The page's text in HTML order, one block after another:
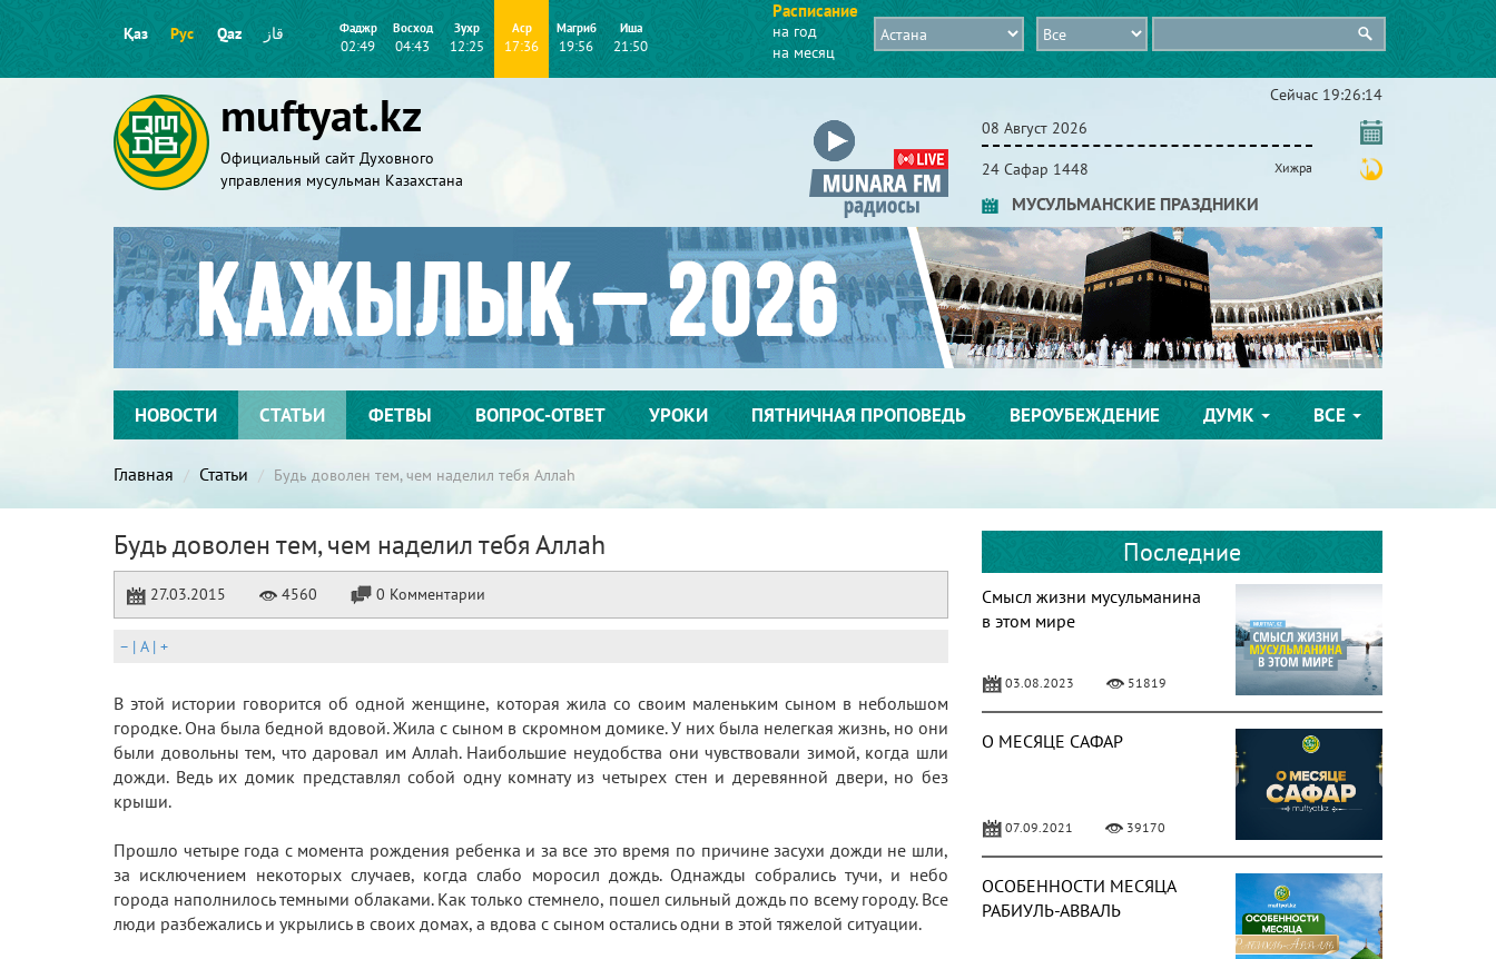
Қаз Рус Qaz قاز Фаджр
02:49
Восход
04:43
Зухр
12:25
Аср
17:36
Магриб
19:56
Иша
21:50
Расписание
на год
на месяц
muftyat.kz
Официальный сайт Духовного
управления мусульман Казахстана
Сейчас 19:26:15
08 Август 2026
24 Сафар 1448 Хижра
МУСУЛЬМАНСКИЕ ПРАЗДНИКИ
НОВОСТИ СТАТЬИ ФЕТВЫ ВОПРОС-ОТВЕТ УРОКИ ПЯТНИЧНАЯ ПРОПОВЕДЬ ВЕРОУБЕЖДЕНИЕ ДУМК ВСЕ
Главная Статьи Будь доволен тем, чем наделил тебя Аллаh
Будь доволен тем, чем наделил тебя Аллаh
27.03.2015 4560 0 Комментарии
– | A| +
В этой истории говорится об одной женщине, которая жила со своим маленьким сыном в небольшом
городке. Она была бедной вдовой. Жила с сыном в скромном домике. У них была нелегкая жизнь, но они
были довольны тем, что даровал им Аллаh. Наибольшие неудобства они чувствовали зимой, когда шли
дожди. Ведь их домик представлял собой одну комнату из четырех стен и деревянной двери, но без
крыши.
Прошло четыре года с момента рождения ребенка и за все это время по причине засухи дожди не шли,
за исключением некоторых случаев, когда слабо моросил дождь. Однажды собрались тучи, и небо
города наполнилось темными облаками. Как только стемнело, пошел сильный дождь по всему городу. Все
люди разбежались и укрылись в своих домах, а вдова с сыном остались одни в этой тяжелой ситуации.
Последние
Смысл жизни мусульманина
в этом мире
03.08.2023 51819
О МЕСЯЦЕ САФАР
07.09.2021 39170
ОСОБЕННОСТИ МЕСЯЦА
РАБИУЛЬ-АВВАЛЬ